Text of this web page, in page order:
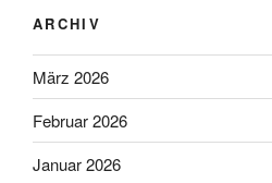
ARCHIV
März 2026
Februar 2026
Januar 2026